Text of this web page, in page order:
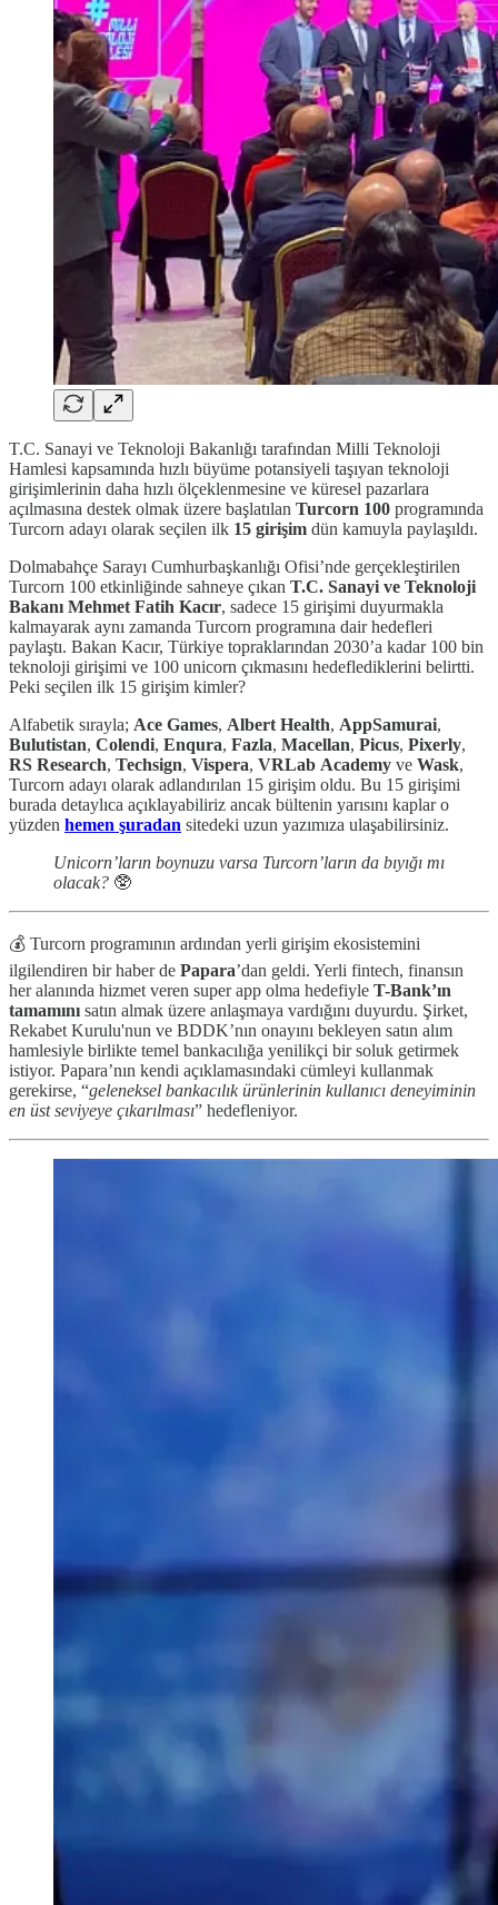
T.C. Sanayi ve Teknoloji Bakanlığı tarafından Milli Teknoloji
Hamlesi kapsamında hızlı büyüme potansiyeli taşıyan teknoloji
girişimlerinin daha hızlı ölçeklenmesine ve küresel pazarlara
açılmasına destek olmak üzere başlatılan Turcorn 100 programında
Turcorn adayı olarak seçilen ilk 15 girişim dün kamuyla paylaşıldı.
Dolmabahçe Sarayı Cumhurbaşkanlığı Ofisi’nde gerçekleştirilen
Turcorn 100 etkinliğinde sahneye çıkan T.C. Sanayi ve Teknoloji
Bakanı Mehmet Fatih Kacır, sadece 15 girişimi duyurmakla
kalmayarak aynı zamanda Turcorn programına dair hedefleri
paylaştı. Bakan Kacır, Türkiye topraklarından 2030’a kadar 100 bin
teknoloji girişimi ve 100 unicorn çıkmasını hedeflediklerini belirtti.
Peki seçilen ilk 15 girişim kimler?
Alfabetik sırayla; Ace Games, Albert Health, AppSamurai,
Bulutistan, Colendi, Enqura, Fazla, Macellan, Picus, Pixerly,
RS Research, Techsign, Vispera, VRLab Academy ve Wask,
Turcorn adayı olarak adlandırılan 15 girişim oldu. Bu 15 girişimi
burada detaylıca açıklayabiliriz ancak bültenin yarısını kaplar o
yüzden hemen şuradan sitedeki uzun yazımıza ulaşabilirsiniz.
Unicorn’ların boynuzu varsa Turcorn’ların da bıyığı mı
olacak? 🥸
💰 Turcorn programının ardından yerli girişim ekosistemini
ilgilendiren bir haber de Papara’dan geldi. Yerli fintech, finansın
her alanında hizmet veren super app olma hedefiyle T-Bank’ın
tamamını satın almak üzere anlaşmaya vardığını duyurdu. Şirket,
Rekabet Kurulu'nun ve BDDK’nın onayını bekleyen satın alım
hamlesiyle birlikte temel bankacılığa yenilikçi bir soluk getirmek
istiyor. Papara’nın kendi açıklamasındaki cümleyi kullanmak
gerekirse, “geleneksel bankacılık ürünlerinin kullanıcı deneyiminin
en üst seviyeye çıkarılması” hedefleniyor.